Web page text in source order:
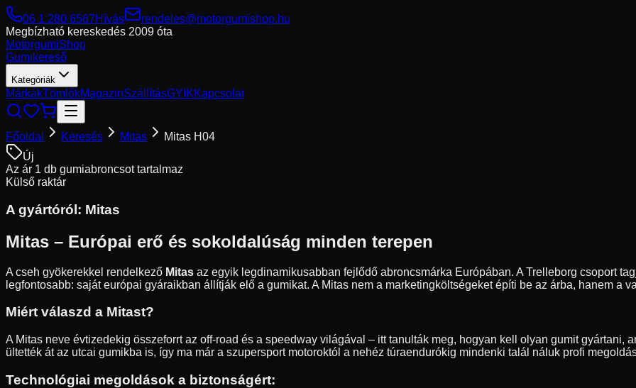
06 1 280 6567Hívás
rendeles@motorgumishop.hu
Megbízható kereskedés 2009 óta
MotorgumiShop
Gumikereső
Kategóriák
MárkákTömlőkMagazinSzállításGYIKKapcsolat
Főoldal Keresés Mitas
Mitas H04
Új
Az ár 1 db gumiabroncsot tartalmaz
Külső raktár
A gyártóról: Mitas
Mitas – Európai erő és sokoldalúság minden terepen
A cseh gyökerekkel rendelkező Mitas az egyik legdinamikusabban fejlődő abroncsmárka Európában. A Trelleborg csoport
legfontosabb: saját európai gyáraikban állítják elő a gumikat. A Mitas nem a marketingköltségeket építi be az árba, hanem a
Miért válaszd a Mitast?
A Mitas neve évtizedekig összeforrt az off-road és a speedway világával – itt tanulták meg, hogyan kell olyan gumit gyártani,
ültették át az utcai gumikba is, így ma már a szupersport motoroktól a nehéz túraendurókig mindenki talál náluk profi
Technológiai megoldások a biztonságért: